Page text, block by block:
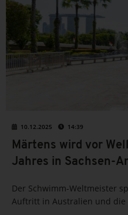
10.12.2025 14:39
Märtens wird vor
Jahres in Sachsen-
Der Schwimm-Weltmeister
Auftritt in Australien und die